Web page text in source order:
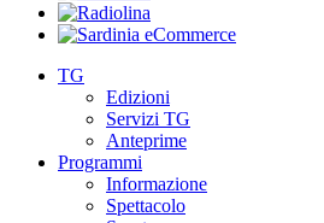
TG
Edizioni
Servizi TG
Anteprime
Programmi
Informazione
Spettacolo